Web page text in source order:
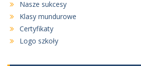
Nasze sukcesy
Klasy mundurowe
Certyfikaty
Logo szkoły